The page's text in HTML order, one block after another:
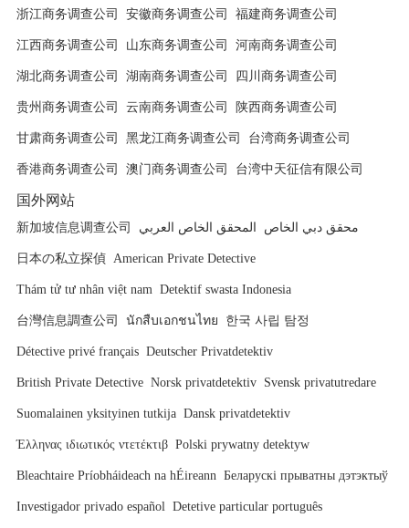
浙江商务调查公司 安徽商务调查公司 福建商务调查公司
江西商务调查公司 山东商务调查公司 河南商务调查公司
湖北商务调查公司 湖南商务调查公司 四川商务调查公司
贵州商务调查公司 云南商务调查公司 陕西商务调查公司
甘肃商务调查公司 黑龙江商务调查公司 台湾商务调查公司
香港商务调查公司 澳门商务调查公司 台湾中天征信有限公司
国外网站
新加坡信息调查公司 المحقق الخاص العربي محقق دبي الخاص
日本の私立探偵 American Private Detective
Thám tử tư nhân việt nam Detektif swasta Indonesia
台灣信息調查公司 นักสืบเอกชนไทย 한국 사립 탐정
Détective privé français Deutscher Privatdetektiv
British Private Detective Norsk privatdetektiv Svensk privatutredare
Suomalainen yksityinen tutkija Dansk privatdetektiv
Έλληνας ιδιωτικός ντετέκτιβ Polski prywatny detektyw
Bleachtaire Príobháideach na hÉireann Беларускі прыватны дэтэктыў
Investigador privado español Detetive particular português